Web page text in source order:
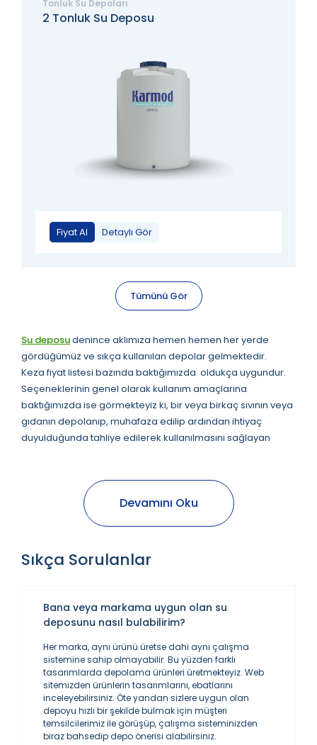
Tonluk Su Depoları
3 Tonluk Su Deposu
Fiyat Al Detaylı Gör
Tümünü Gör
Su deposudenince aklımıza hemen hemen her yerde
gördüğümüz ve sıkça kullanılan depolar gelmektedir.
Keza fiyat listesi bazında baktığımızda oldukça uygundur.
Seçeneklerinin genel olarak kullanım amaçlarına
baktığımızda ise görmekteyiz ki, bir veya birkaç sıvının veya
gıdanın depolanıp, muhafaza edilip ardından ihtiyaç
duyulduğunda tahliye edilerek kullanılmasını sağlayan
1986 yılından bugüne kadar süregelen sektördeki
hazır su deposu seçenekleri oldukça dayanıklı ve uzun
ömürlü olmaktadır. Bu kategori de yerinde montaj seçeneği
kimyasal depolama konusunda oldukça etkilidir. Ayrıca
kaliteli olduğu gibi en uygun kategorisinde de yer
çeşitliliği de oldukça fazladır. Öyle ki genel olarak depolar,
50 litre kapasiteden başlayarak 100 ton litreye kadar
büyüyebilmektedir. Ayrıca özel ihtiyaçlarınız için özel üretimi
yapılabilmektedir.
Devamını Oku
Sıkça Sorulanlar
Bana veya markama uygun olan su
deposunu nasıl bulabilirim?
Her marka, aynı ürünü üretse dahi aynı çalışma
sistemine sahip olmayabilir. Bu yüzden farklı
tasarımlarda depolama ürünleri üretmekteyiz. Web
sitemizden ürünlerin tasarımlarını, ebatlarını
inceleyebilirsiniz. Öte yandan sizlere uygun olan
depoyu hızlı bir şekilde bulmak için müşteri
temsilcilerimiz ile görüşüp, çalışma sisteminizden
biraz bahsedip depo önerisi alabilirsiniz.